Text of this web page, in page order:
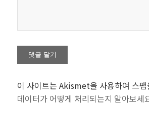
이 사이트는 Akismet을 사용하여 스
데이터가 어떻게 처리되는지 알아보세